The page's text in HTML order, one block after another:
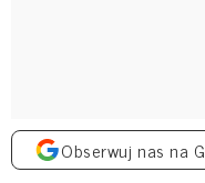
Obserwuj nas na